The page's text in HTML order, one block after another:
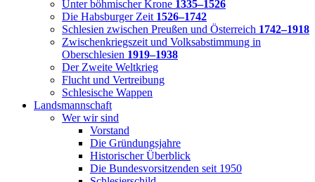
Unter böhmischer Krone 1335–1526
Die Habsburger Zeit 1526–1742
Schlesien zwischen Preußen und Österreich 1742–1918
Zwischenkriegszeit und Volksabstimmung in
Oberschlesien 1919–1938
Der Zweite Weltkrieg
Flucht und Vertreibung
Schlesische Wappen
Landsmannschaft
Wer wir sind
Vorstand
Die Gründungsjahre
Historischer Überblick
Die Bundesvorsitzenden seit 1950